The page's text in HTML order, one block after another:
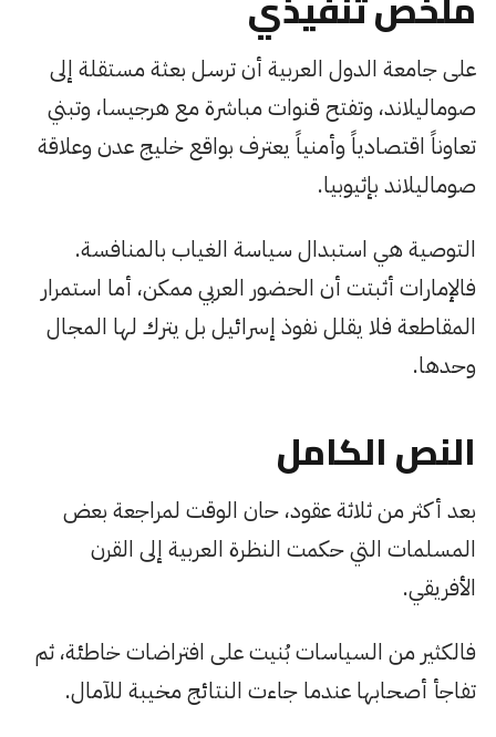
على جامعة الدول العربية أن ترسل بعثة مستقلة إلى
صوماليلاند، وتفتح قنوات مباشرة مع هرجيسا، وتبني
تعاوناً اقتصادياً وأمنياً يعترف بواقع خليج عدن وعلاقة
صوماليلاند بإثيوبيا.
التوصية هي استبدال سياسة الغياب بالمنافسة.
فالإمارات أثبتت أن الحضور العربي ممكن، أما استمرار
المقاطعة فلا يقلل نفوذ إسرائيل بل يترك لها المجال
وحدها.
النص الكامل
بعد أكثر من ثلاثة عقود، حان الوقت لمراجعة بعض
المسلمات التي حكمت النظرة العربية إلى القرن
الأفريقي.
فالكثير من السياسات بُنيت على افتراضات خاطئة، ثم
تفاجأ أصحابها عندما جاءت النتائج مخيبة للآمال.